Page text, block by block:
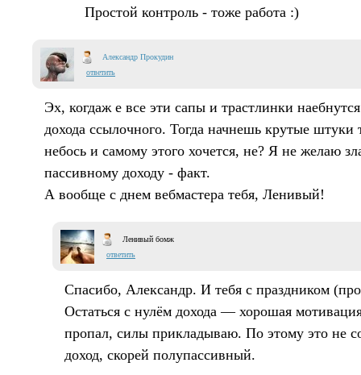
Простой контроль - тоже работа :)
Александр Прокудин
ответить
Эх, когдаж е все эти сапы и трастлинки
дохода ссылочного. Тогда начнешь крутые штуки
небось и самому этого хочется, не? Я не желаю
пассивному доходу - факт.
А вообще с днем вебмастера тебя, Ленивый!
Ленивый бомж
ответить
Спасибо, Александр. И тебя с праздником
Остаться с нулём дохода — хорошая
пропал, силы прикладываю. По этому это не
доход, скорей полупассивный.